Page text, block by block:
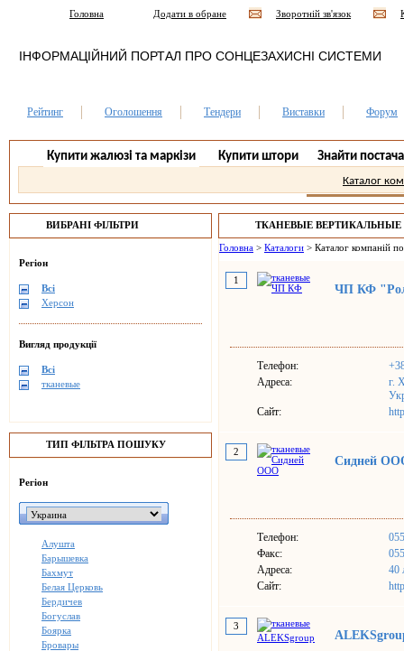
Головна Додати в обране Зворотній зв'язок
ІНФОРМАЦІЙНИЙ ПОРТАЛ ПРО СОНЦЕЗАХИСНІ СИСТЕМИ
Рейтинг Оголошення Тендери Виставки Форум
Купити жалюзі та маркізи Купити штори Знайти
Каталог
ВИБРАНІ ФІЛЬТРИ
Регіон
Всі
Херсон
Вигляд продукції
Всі
тканевые
ТИП ФІЛЬТРА ПОШУКУ
Регіон
Алушта
Барышевка
Бахмут
Белая Церковь
Бердичев
Богуслав
Боярка
Бровары
ТКАНЕВЫЕ
Головна > Каталоги > Каталог компаній
1
ЧП КФ
Телефон:
Адреса:
г.
Сайт:
2
Сидней
Телефон:
Факс:
Адреса:
40
Сайт:
3